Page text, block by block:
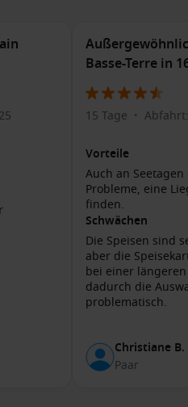
Sie durch den
angeboten werden.
wie Roti oder Bake and
Sie das Tobago Museum,
und Kultur der Insel zu
einem lokalen Fest teil,
einer Bootstour zu den
Inseln teil, um die unberührte
hautnah zu erleben.
äußerst reizvoll sein:
Basse-Terre in
15 Tage •
Vorteile
Auch an
Probleme, eine
finden.
Schwächen
Die Speisen sind
aber die
bei einer
dadurch die
problematisch.
Christiane B.
Paar